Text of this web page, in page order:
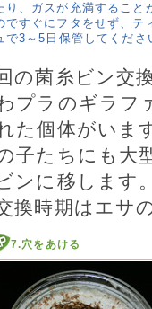
り、ガスが充満すること
ですぐにフタをせず、テ
で3～5日保管してくださ
の菌糸ビン交
プラのギラフ
た個体がいま
子たちにも大
ンに移します
交換時期はエ
7.穴をあける